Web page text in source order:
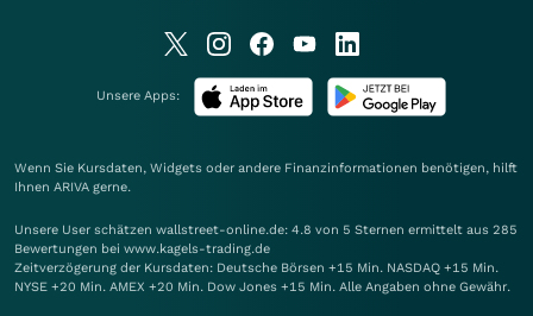
Unsere Apps:
Wenn Sie Kursdaten, Widgets oder andere Finanzinformationen benötigen, hilft
Ihnen ARIVA gerne.
Unsere User schätzen wallstreet-online.de: 4.8 von 5 Sternen ermittelt aus 285
Bewertungen bei www.kagels-trading.de
Zeitverzögerung der Kursdaten: Deutsche Börsen +15 Min. NASDAQ +15 Min.
NYSE +20 Min. AMEX +20 Min. Dow Jones +15 Min. Alle Angaben ohne Gewähr.